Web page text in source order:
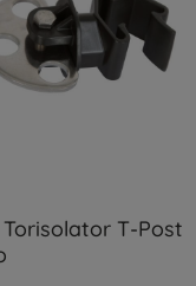
Torisolator T-Post